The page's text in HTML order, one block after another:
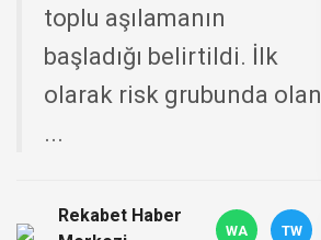
toplu aşılamanın
başladığı belirtildi. İlk
olarak risk grubunda olan
...
Rekabet Haber
WA TW